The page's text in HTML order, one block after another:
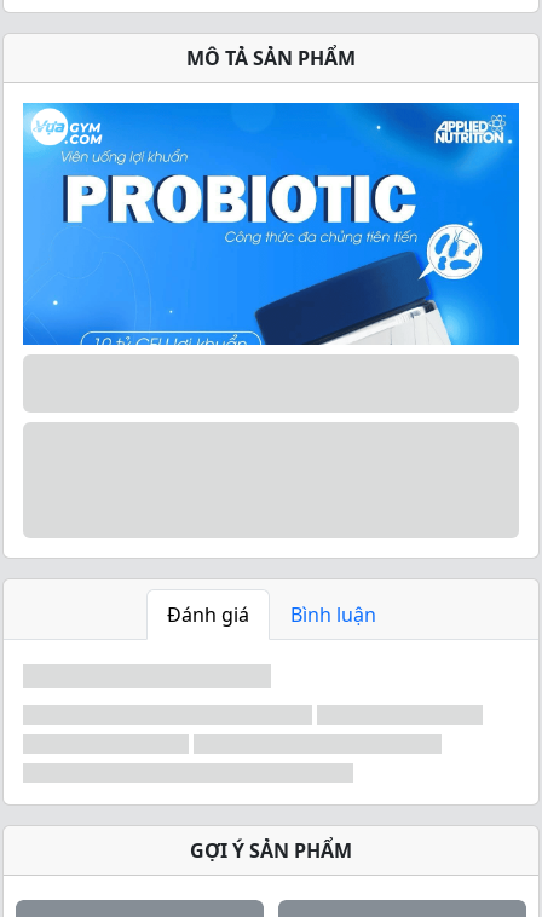
MÔ TẢ SẢN PHẨM
Đánh giá Bình luận
GỢI Ý SẢN PHẨM